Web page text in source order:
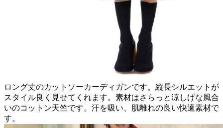
ロング丈のカットソーカーディガンです。縦長シルエットが
スタイル良く見せてくれます。素材はさらっと涼しげな風合
いのコットン天竺です。汗を吸い、肌離れの良い快適素材で
す。